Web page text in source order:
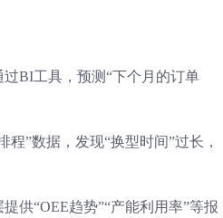
BI工具，预测“下个月的订单
”数据，发现“换型时间”过长，
供“OEE趋势”“产能利用率”等报